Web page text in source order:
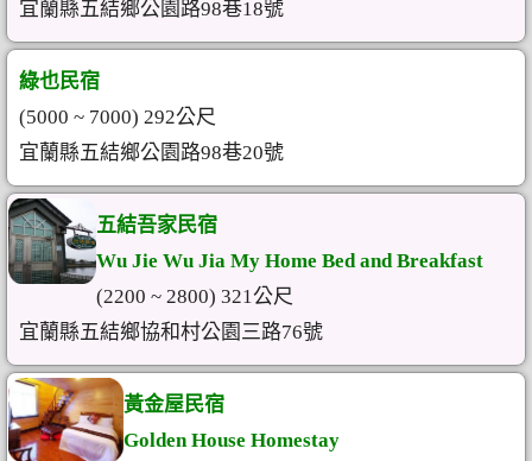
宜蘭縣五結鄉公園路98巷18號
綠也民宿
(5000 ~ 7000) 292公尺
宜蘭縣五結鄉公園路98巷20號
五結吾家民宿
Wu Jie Wu Jia My Home Bed and Breakfast
(2200 ~ 2800) 321公尺
宜蘭縣五結鄉協和村公園三路76號
黃金屋民宿
Golden House Homestay